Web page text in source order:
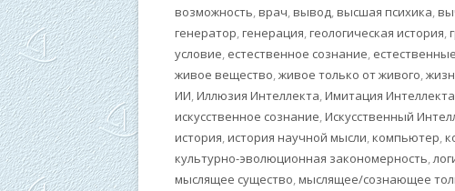
возможность,врач,вывод,высшая психика,
генератор,генерация,геологическая история,
условие, естественное сознание,
живое вещество,живое только от живого,
ИИ,Иллюзия Интеллекта,Имитация Интеллекта
искусственное сознание,Искусственный
история,история научной мысли,компьютер,
культурно-эволюционная закономерность,
мыслящее существо,мыслящее/сознающее